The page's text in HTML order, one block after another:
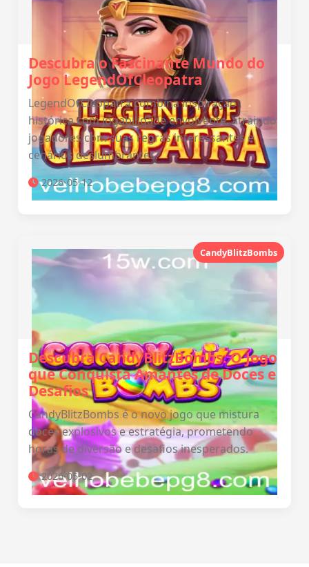
Descubra o Fascinante Mundo do
Jogo LegendOfCleopatra
LegendOfCleopatra combina inspiração
histórica com jogabilidade envolvente, atraindo
jogadores com suas regras interessantes e
cenários deslumbrantes.
2026-05-12
CandyBlitzBombs
Descubra CandyBlitzBombs: O Jogo
que Conquista Amantes de Doces e
Desafios
CandyBlitzBombs é o novo jogo que mistura
doces explosivos e estratégia, prometendo
horas de diversão e desafios inesperados.
2026-05-02